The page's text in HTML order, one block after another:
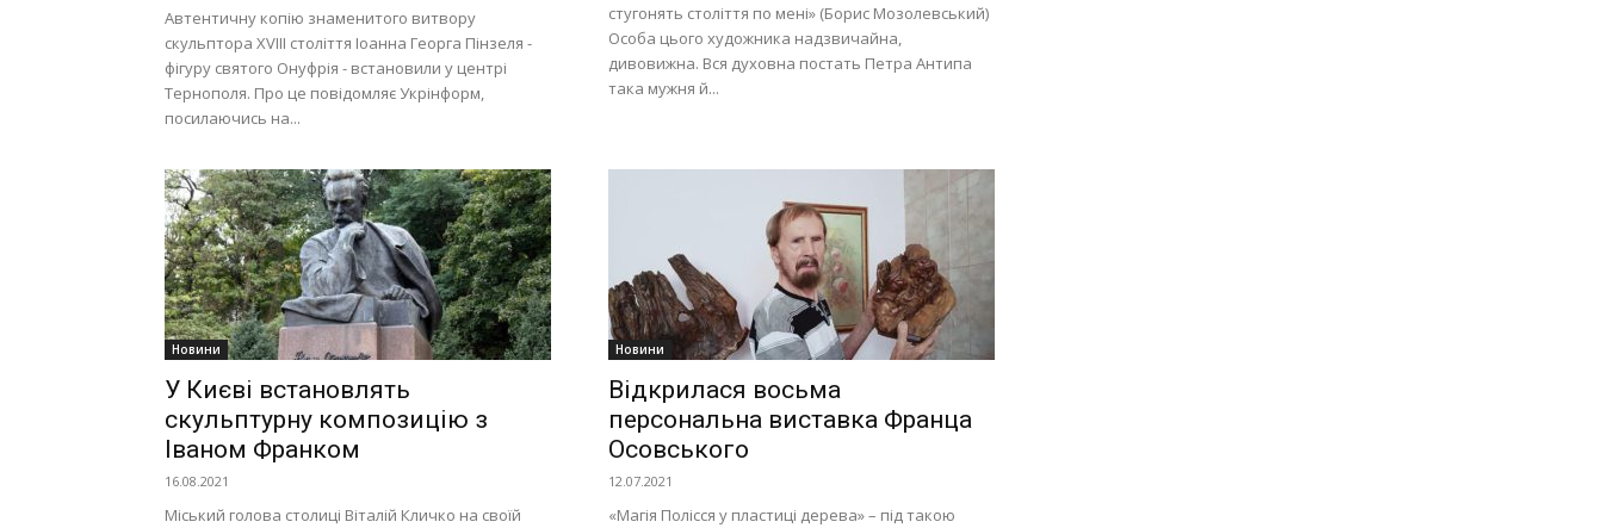
Літукраїна
Автентичну копію знаменитого витвору
скульптора XVIII століття Іоанна Георга Пінзеля -
фігуру святого Онуфрія - встановили у центрі
Тернополя. Про це повідомляє Укрінформ,
посилаючись на...
стугонять століття по мені» (Борис Мозолевський)
Особа цього художника надзвичайна,
дивовижна. Вся духовна постать Петра Антипа
така мужня й...
Новини
У Києві встановлять
скульптурну композицію з
Іваном Франком
16.08.2021
Міський голова столиці Віталій Кличко на своїй
Новини
Відкрилася восьма
персональна виставка Франца
Осовського
12.07.2021
«Магія Полісся у пластиці дерева» – під такою